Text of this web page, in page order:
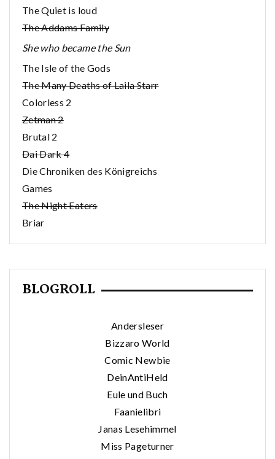
The Quiet is loud
The Addams Family
She who became the Sun
The Isle of the Gods
The Many Deaths of Laila Starr
Colorless 2
Zetman 2
Brutal 2
Dai Dark 4
Die Chroniken des Königreichs
Games
The Night Eaters
Briar
BLOGROLL
Andersleser
Bizzaro World
Comic Newbie
DeinAntiHeld
Eule und Buch
Faanielibri
Janas Lesehimmel
Miss Pageturner